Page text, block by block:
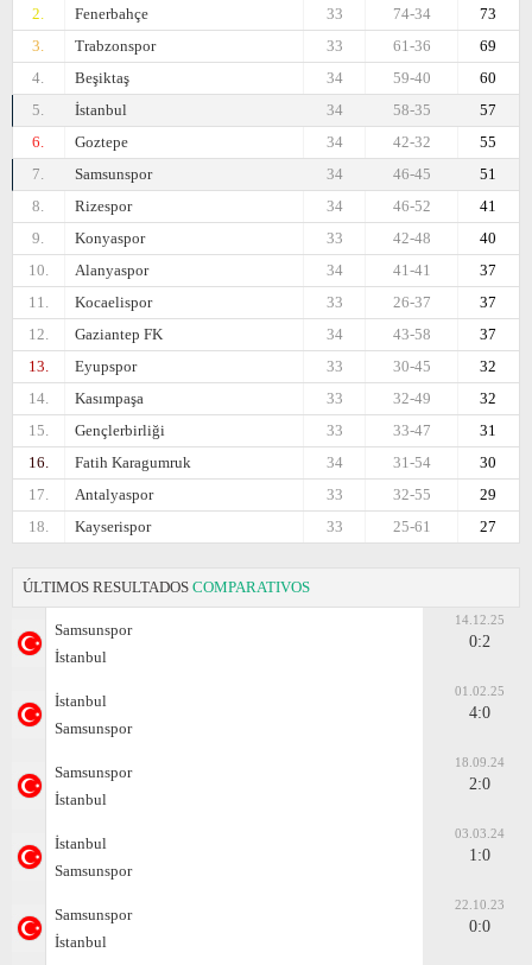
2.
Fenerbahçe 73
74-34
33
3.
Trabzonspor 69
61-36
33
4.
Beşiktaş 60
59-40
34
5.
İstanbul 57
58-35
34
6.
Goztepe 55
42-32
34
7.
Samsunspor 51
46-45
34
8.
Rizespor 41
46-52
34
9.
Konyaspor 40
42-48
33
10.
Alanyaspor 37
41-41
34
11.
Kocaelispor 37
26-37
33
12.
Gaziantep FK 37
43-58
34
13.
Eyupspor 32
30-45
33
14.
Kasımpaşa 32
32-49
33
15.
Gençlerbirliği 31
33-47
33
16.
Fatih Karagumruk 30
31-54
34
17.
Antalyaspor 29
32-55
33
18.
Kayserispor 27
25-61
33
ÚLTIMOS RESULTADOS COMPARATIVOS
Samsunspor
İstanbul
14.12.25
0:2
İstanbul
Samsunspor
01.02.25
4:0
Samsunspor
İstanbul
18.09.24
2:0
İstanbul
Samsunspor
03.03.24
1:0
Samsunspor
İstanbul
22.10.23
0:0